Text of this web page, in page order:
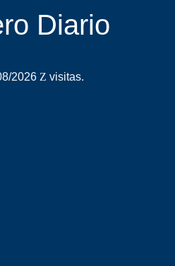
Diario
2026 visitas.